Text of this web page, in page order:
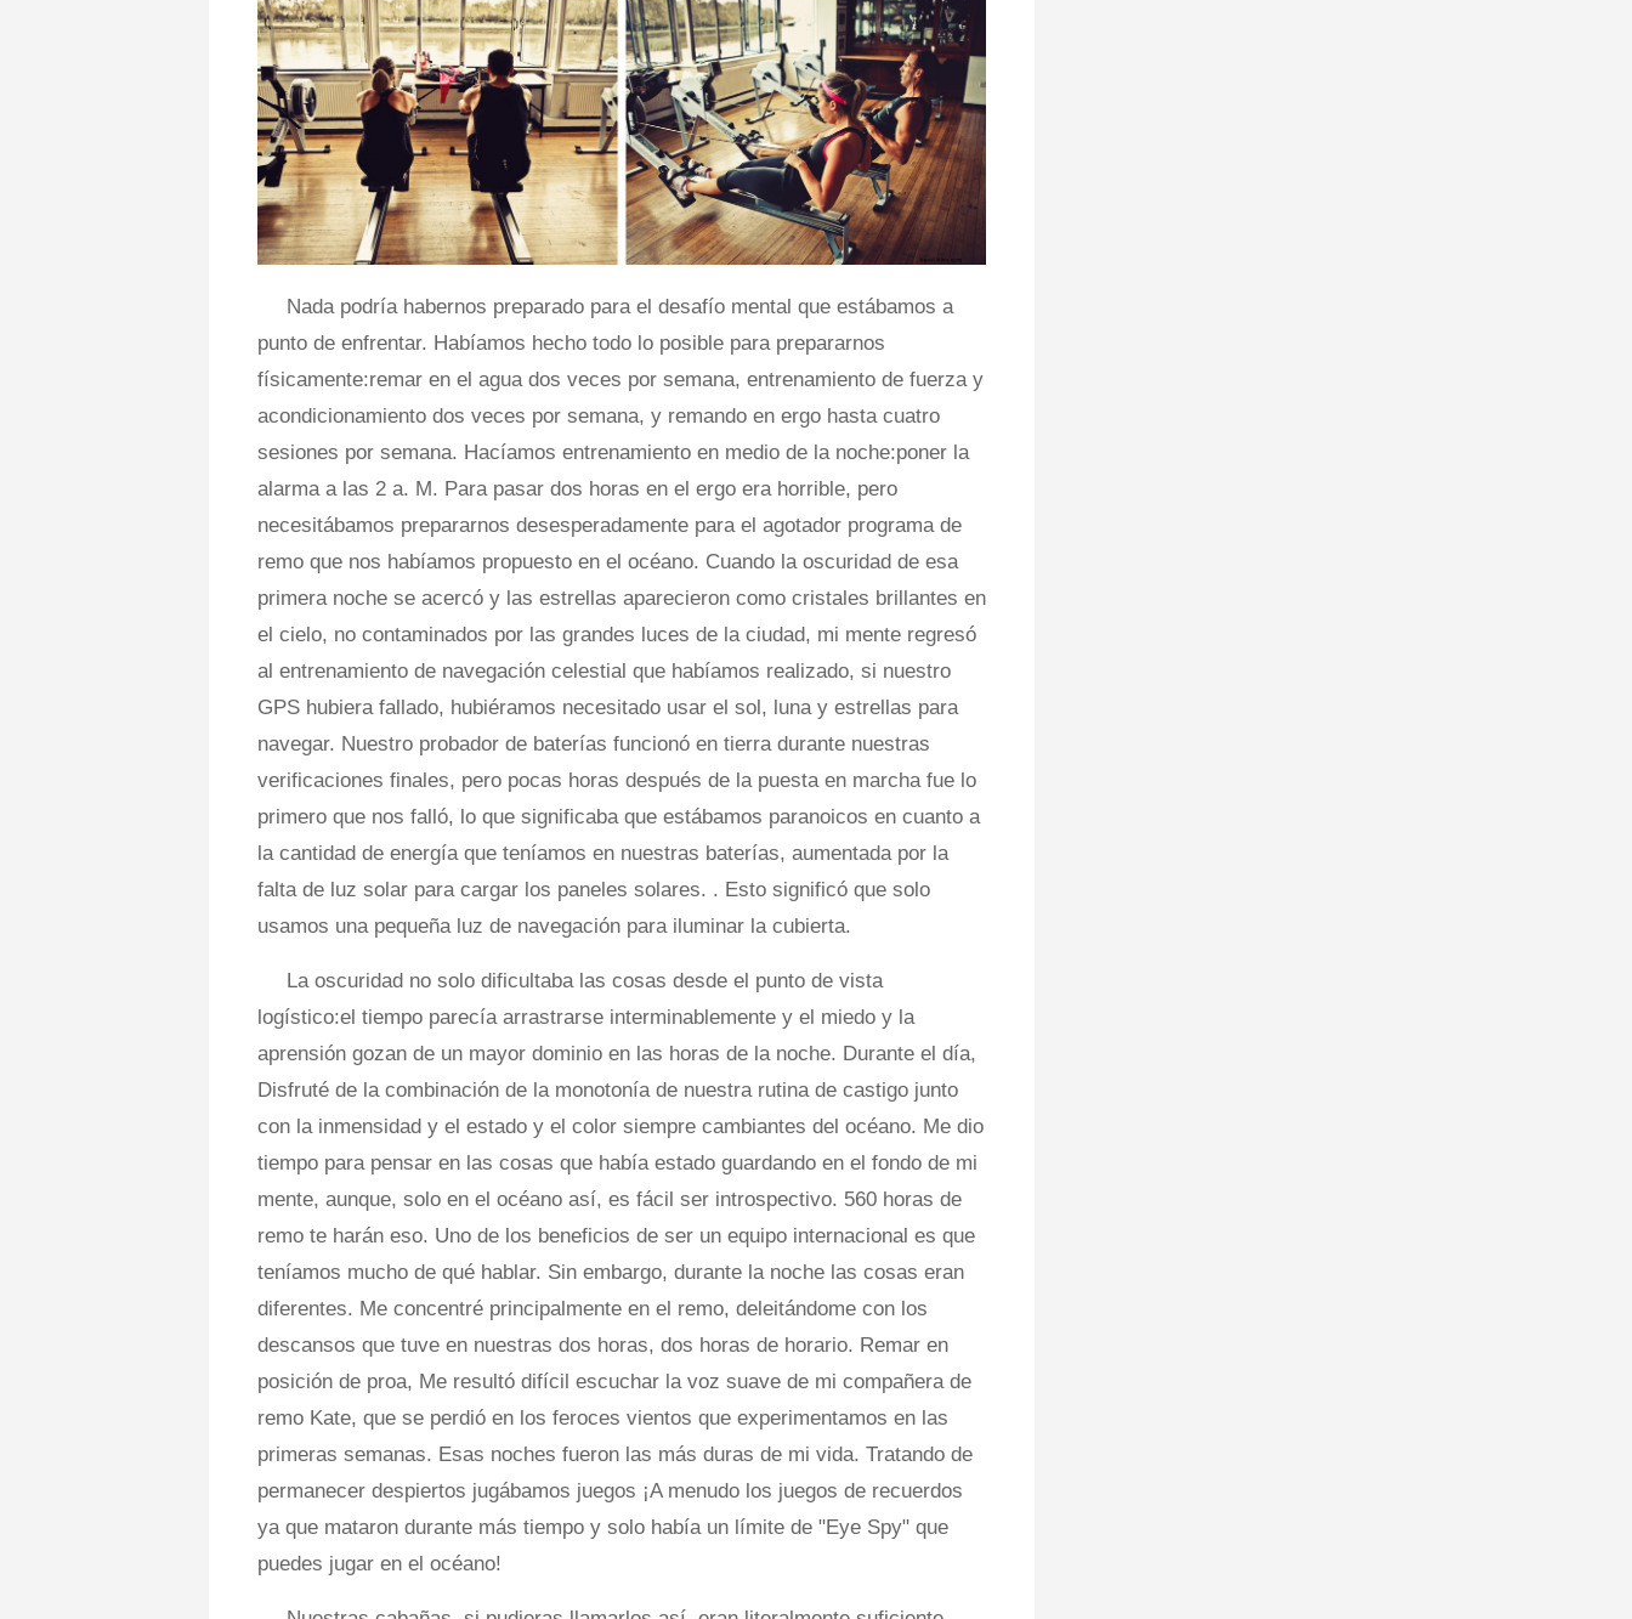
Nada podría habernos preparado para el desafío mental que estábamos a
punto de enfrentar. Habíamos hecho todo lo posible para prepararnos
físicamente:remar en el agua dos veces por semana, entrenamiento de fuerza y
​​acondicionamiento dos veces por semana, y remando en ergo hasta cuatro
sesiones por semana. Hacíamos entrenamiento en medio de la noche:poner la
alarma a las 2 a. M. Para pasar dos horas en el ergo era horrible, pero
necesitábamos prepararnos desesperadamente para el agotador programa de
remo que nos habíamos propuesto en el océano. Cuando la oscuridad de esa
primera noche se acercó y las estrellas aparecieron como cristales brillantes en
el cielo, no contaminados por las grandes luces de la ciudad, mi mente regresó
al entrenamiento de navegación celestial que habíamos realizado, si nuestro
GPS hubiera fallado, hubiéramos necesitado usar el sol, luna y estrellas para
navegar. Nuestro probador de baterías funcionó en tierra durante nuestras
verificaciones finales, pero pocas horas después de la puesta en marcha fue lo
primero que nos falló, lo que significaba que estábamos paranoicos en cuanto a
la cantidad de energía que teníamos en nuestras baterías, aumentada por la
falta de luz solar para cargar los paneles solares. . Esto significó que solo
usamos una pequeña luz de navegación para iluminar la cubierta.
La oscuridad no solo dificultaba las cosas desde el punto de vista
logístico:el tiempo parecía arrastrarse interminablemente y el miedo y la
aprensión gozan de un mayor dominio en las horas de la noche. Durante el día,
Disfruté de la combinación de la monotonía de nuestra rutina de castigo junto
con la inmensidad y el estado y el color siempre cambiantes del océano. Me dio
tiempo para pensar en las cosas que había estado guardando en el fondo de mi
mente, aunque, solo en el océano así, es fácil ser introspectivo. 560 horas de
remo te harán eso. Uno de los beneficios de ser un equipo internacional es que
teníamos mucho de qué hablar. Sin embargo, durante la noche las cosas eran
diferentes. Me concentré principalmente en el remo, deleitándome con los
descansos que tuve en nuestras dos horas, dos horas de horario. Remar en
posición de proa, Me resultó difícil escuchar la voz suave de mi compañera de
remo Kate, que se perdió en los feroces vientos que experimentamos en las
primeras semanas. Esas noches fueron las más duras de mi vida. Tratando de
permanecer despiertos jugábamos juegos ¡A menudo los juegos de recuerdos
ya que mataron durante más tiempo y solo había un límite de "Eye Spy" que
puedes jugar en el océano!